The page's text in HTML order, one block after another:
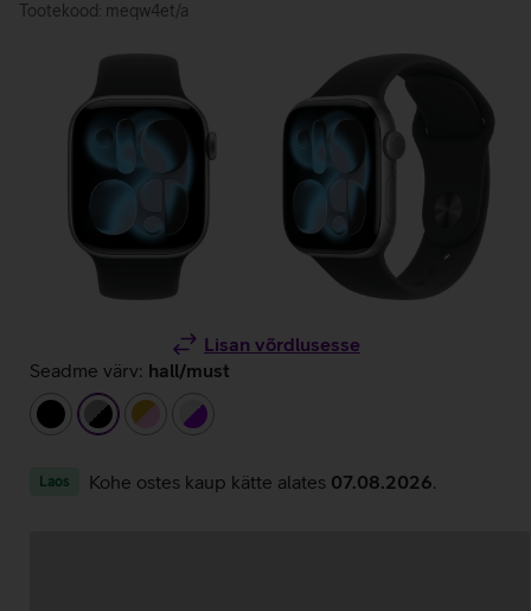
Tootekood: meqw4et/a
Lisan võrdlusesse
Seadme värv: hall/must
musthall/mustkuldne/heleroosa
hõbedane/lilla
Laos Kohe ostes kaup kätte alates 07.08.2026